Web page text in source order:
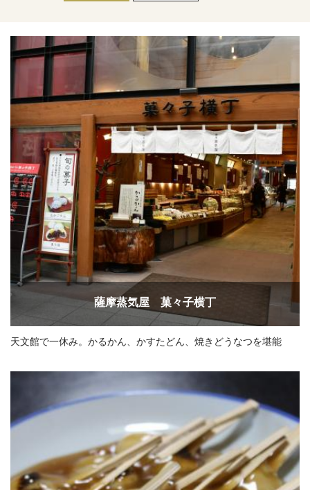
薩摩蒸気屋 菓々子横丁
天文館で一休み。かるかん、かすたどん、焼きどうなつを堪能